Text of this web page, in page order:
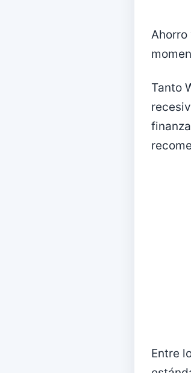
Ahorro
Tanto
Entre